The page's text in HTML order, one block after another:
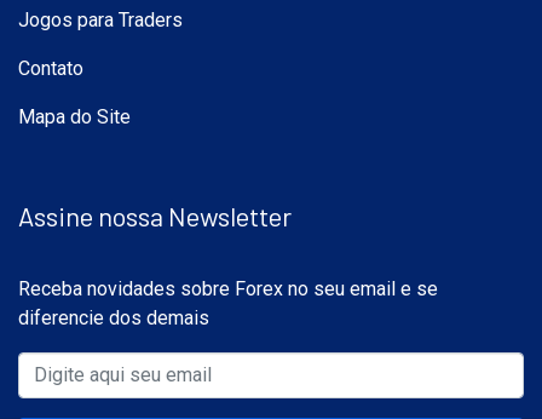
Jogos para Traders
Contato
Mapa do Site
Assine nossa Newsletter
Receba novidades sobre Forex no seu email e se
diferencie dos demais